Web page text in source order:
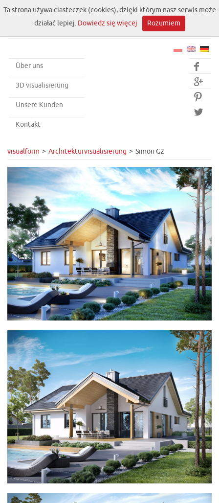




Über uns
3D visualisierung
Unsere Kunden
Kontakt
visualform Architekturvisualisierung Simon G2
Ta strona używa ciasteczek (cookies), dzięki którym nasz serwis może
działać lepiej. Dowiedz się więcej Rozumiem